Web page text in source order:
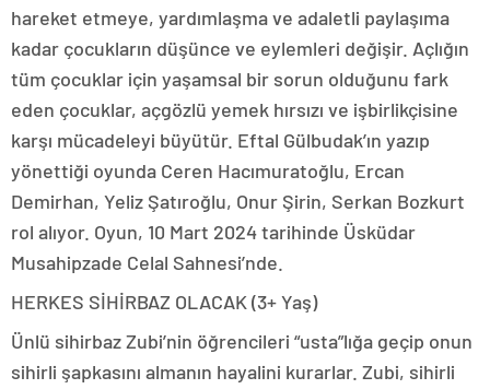
hareket etmeye, yardımlaşma ve adaletli paylaşıma
kadar çocukların düşünce ve eylemleri değişir. Açlığın
tüm çocuklar için yaşamsal bir sorun olduğunu fark
eden çocuklar, açgözlü yemek hırsızı ve işbirlikçisine
karşı mücadeleyi büyütür. Eftal Gülbudak’ın yazıp
yönettiği oyunda Ceren Hacımuratoğlu, Ercan
Demirhan, Yeliz Şatıroğlu, Onur Şirin, Serkan Bozkurt
rol alıyor. Oyun, 10 Mart 2024 tarihinde Üsküdar
Musahipzade Celal Sahnesi’nde.
HERKES SİHİRBAZ OLACAK (3+ Yaş)
Ünlü sihirbaz Zubi’nin öğrencileri “usta”lığa geçip onun
sihirli şapkasını almanın hayalini kurarlar. Zubi, sihirli